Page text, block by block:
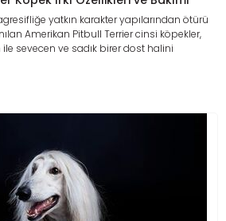
yatkın karakter yapılarından ötürü
Amerikan Pitbull Terrier cinsi köpekler,
sevecen ve sadık birer dost halini